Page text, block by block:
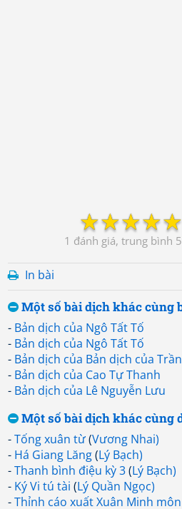
☆
☆
☆
☆
☆
1
In bài
Một số bài dịch khác cùng
- Bản dịch của Ngô Tất Tố
- Bản dịch của Ngô Tất Tố
- Bản dịch của Bản dịch của
- Bản dịch của Cao Tự Thanh
- Bản dịch của Lê Nguyễn Lưu
Một số bài dịch khác cùng
-Tống xuân từ(Vương Nhai)
- Há Giang Lăng(Lý Bạch)
-Thanh bình điệu kỳ 3(Lý Bạch)
- Ký Vi tú tài (Lý Quần Ngọc)
-Thỉnh cáo xuất Xuân Minh môn